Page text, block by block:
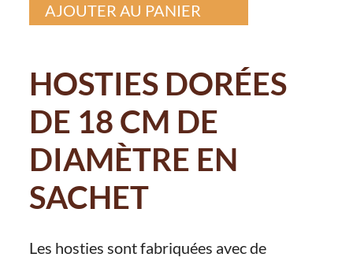
AJOUTER AU PANIER
HOSTIES DORÉES
DE 18 CM DE
DIAMÈTRE EN
SACHET
Les hosties sont fabriquées avec de